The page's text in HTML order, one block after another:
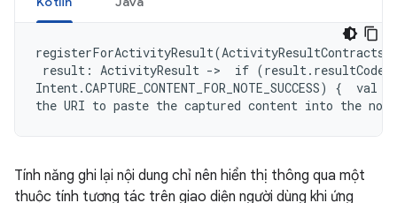
result: ActivityResult ->  if (result.resultCode
Intent.CAPTURE_CONTENT_FOR_NOTE_SUCCESS)
the URI to paste the captured content into the
Tính năng ghi lại nội dung chỉ nên hiển thị thông qua một
thuộc tính tương tác trên giao diện người dùng khi ứng